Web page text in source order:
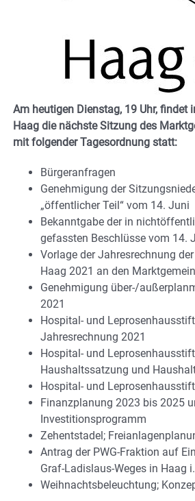
Am heutigen Dienstag, 19 Uhr, findet
Haag die nächste Sitzung des
mit folgender Tagesordnung statt:
Bürgeranfragen
Genehmigung der
„öffentlicher Teil“ vom 14. Juni
Bekanntgabe der in
gefassten Beschlüsse vom 14.
Vorlage der Jahresrechnung
Haag 2021 an den
Genehmigung über-/
2021
Hospital- und
Jahresrechnung 2021
Hospital- und
Haushaltssatzung und
Hospital- und
Finanzplanung 2023 bis 2025
Investitionsprogramm
Zehentstadel;
Antrag der PWG-Fraktion auf
Graf-Ladislaus-Weges in Haag
Weihnachtsbeleuchtung;